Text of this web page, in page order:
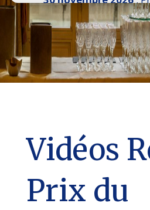
Rives » I Scemi
7 décembre 2026 :16e
18h30 à 21h, remise
Cercle National des
Augustin
Vidéos
Prix du